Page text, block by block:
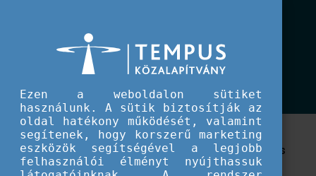
GreenComp, az európai
fenntarthatósági kompetenciakeret
Az európai fenntarthatósági kompetenciakeret a
környezeti fenntarthatósággal kapcsolatos tanulás
előmozdítására szolgál az Európai Unióban.
Ezen a weboldalon sütiket
használunk. A sütik biztosítják az
oldal hatékony működését, valamint
segítenek, hogy korszerű marketing
eszközök segítségével a legjobb
felhasználói élményt nyújthassuk